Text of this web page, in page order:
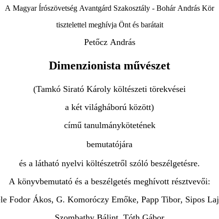
A Magyar Írószövetség Avantgárd Szakosztály - Bohár András Kör
tisztelettel meghívja Önt és barátait
Petőcz András
Dimenzionista művészet
(Tamkó Sirató Károly költészeti törekvései
a két világháború között)
című tanulmánykötetének
bemutatójára
és a látható nyelvi költészetről szóló beszélgetésre.
A könyvbemutató és a beszélgetés meghívott résztvevői:
Fodor Ákos, G. Komoróczy Emőke, Papp Tibor, Sipos